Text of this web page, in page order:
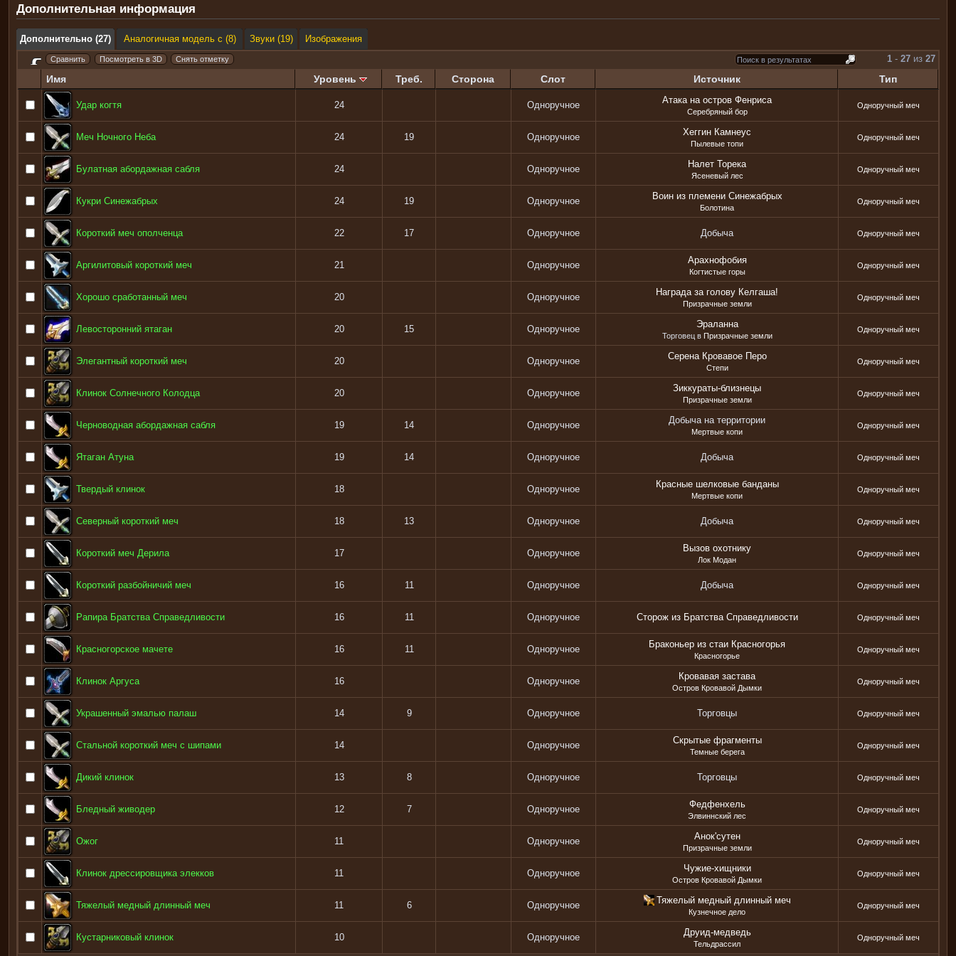
Дополнительная информация
Дополнительно (27) Аналогичная модель с (8) Звуки (19)
Изображения
1 - 27 из 27
Имя Уровень Треб. Сторона Слот Источник Тип
Удар когтя 24 Одноручное Атака на остров Фенриса
Серебряный бор
Одноручный меч
Меч Ночного Неба 24 19 Одноручное Хеггин Камнеус
Пылевые топи
Одноручный меч
Булатная абордажная сабля 24 Одноручное Налет Торека
Ясеневый лес
Одноручный меч
Кукри Синежабрых 24 19 Одноручное Воин из племени Синежабрых
Болотина
Одноручный меч
Короткий меч ополченца 22 17 Одноручное Добыча Одноручный меч
Аргилитовый короткий меч 21 Одноручное Арахнофобия
Когтистые горы
Одноручный меч
Хорошо сработанный меч 20 Одноручное Награда за голову Келгаша!
Призрачные земли
Одноручный меч
Левосторонний ятаган 20 15 Одноручное Эраланна
Торговец в Призрачные земли
Одноручный меч
Элегантный короткий меч 20 Одноручное Серена Кровавое Перо
Степи
Одноручный меч
Клинок Солнечного Колодца 20 Одноручное Зиккураты-близнецы
Призрачные земли
Одноручный меч
Черноводная абордажная сабля 19 14 Одноручное Добыча на территории
Мертвые копи
Одноручный меч
Ятаган Атуна 19 14 Одноручное Добыча Одноручный меч
Твердый клинок 18 Одноручное Красные шелковые банданы
Мертвые копи
Одноручный меч
Северный короткий меч 18 13 Одноручное Добыча Одноручный меч
Короткий меч Дерила 17 Одноручное Вызов охотнику
Лок Модан
Одноручный меч
Короткий разбойничий меч 16 11 Одноручное Добыча Одноручный меч
Рапира Братства Справедливости 16 11 Одноручное Сторож из Братства Справедливости Одноручный меч
Красногорское мачете 16 11 Одноручное Браконьер из стаи Красногорья
Красногорье
Одноручный меч
Клинок Аргуса 16 Одноручное Кровавая застава
Остров Кровавой Дымки
Одноручный меч
Украшенный эмалью палаш 14 9 Одноручное Торговцы Одноручный меч
Стальной короткий меч с шипами 14 Одноручное Скрытые фрагменты
Темные берега
Одноручный меч
Дикий клинок 13 8 Одноручное Торговцы Одноручный меч
Бледный живодер 12 7 Одноручное Федфенхель
Элвиннский лес
Одноручный меч
Ожог 11 Одноручное Анок'сутен
Призрачные земли
Одноручный меч
Клинок дрессировщика элекков 11 Одноручное Чужие-хищники
Остров Кровавой Дымки
Одноручный меч
Тяжелый медный длинный меч 11 6 Одноручное Тяжелый медный длинный меч
Кузнечное дело
Одноручный меч
Кустарниковый клинок 10 Одноручное Друид-медведь
Тельдрассил
Одноручный меч